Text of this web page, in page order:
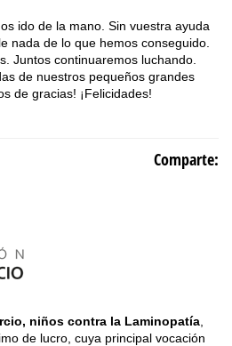
ido de la mano. Sin vuestra ayuda
nada de lo que hemos conseguido.
Juntos continuaremos luchando.
de nuestros pequeños grandes
de gracias! ¡Felicidades!
Comparte:
niños contra la Laminopatía
de lucro, cuya principal vocación